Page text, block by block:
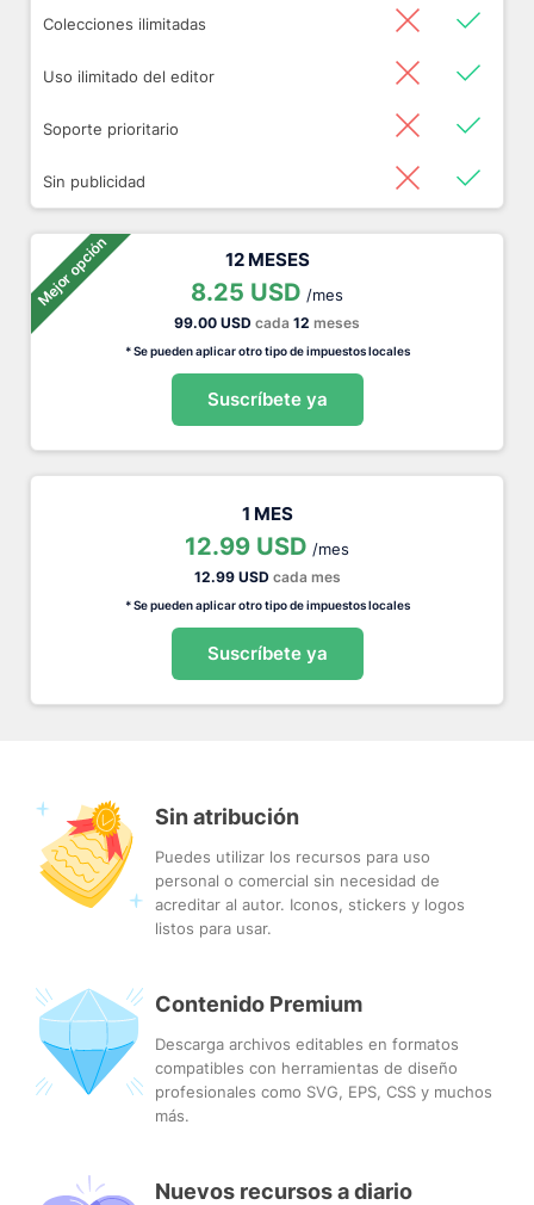
Colecciones ilimitadas
Uso ilimitado del editor
Soporte prioritario
Sin publicidad
Mejor opción 12 MESES
8.25 USD /mes
99.00 USD cada 12 meses
* Se pueden aplicar otro tipo de impuestos locales
Suscríbete ya
1 MES
12.99 USD /mes
12.99 USDcada mes
* Se pueden aplicar otro tipo de impuestos locales
Suscríbete ya
Sin atribución
Puedes utilizar los recursos para uso
personal o comercial sin necesidad de
acreditar al autor. Iconos, stickers y logos
listos para usar.
Contenido Premium
Descarga archivos editables en formatos
compatibles con herramientas de diseño
profesionales como SVG, EPS, CSS y muchos
más.
Nuevos recursos a diario